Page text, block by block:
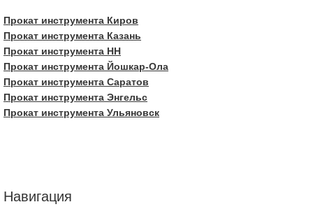
Прокат инструмента Киров
Прокат инструмента Казань
Прокат инструмента НН
Прокат инструмента Йошкар-Ола
Прокат инструмента Саратов
Прокат инструмента Энгельс
Прокат инструмента Ульяновск
Навигация